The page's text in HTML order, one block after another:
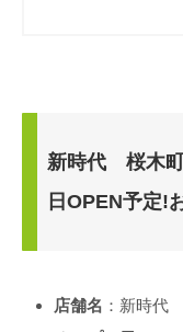
新時代 桜木町
日OPEN予定!
店舗名 ：新時代